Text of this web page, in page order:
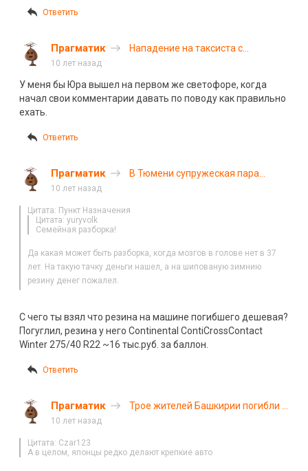
Ответить
Прагматик
Нападение на таксиста с
10 лет назад
У меня бы Юра вышел на первом же светофоре, когда
начал свои комментарии давать по поводу как правильно
ехать.
Ответить
Прагматик
В Тюмени супружеская пара
10 лет назад
Цитата: Пункт Назначения
Цитата: yuryvolk
Семейная разборка!
Да какая может быть разборка, когда мозгов в голове нет в 37
лет. На такую тачку деньги нашел, а на шипованую зимнию
резину денег пожалел.
С чего ты взял что резина на машине погибшего дешевая?
Погуглил, резина у него Continental ContiCrossContact
Winter 275/40 R22 ~16 тыс.руб. за баллон.
Ответить
Прагматик
Трое жителей Башкирии погибли в
10 лет назад
Цитата: Czar123
А в целом, японцы редко делают крепкие авто